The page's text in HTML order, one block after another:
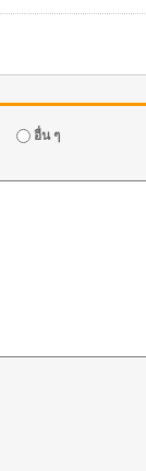
อื่น ๆ